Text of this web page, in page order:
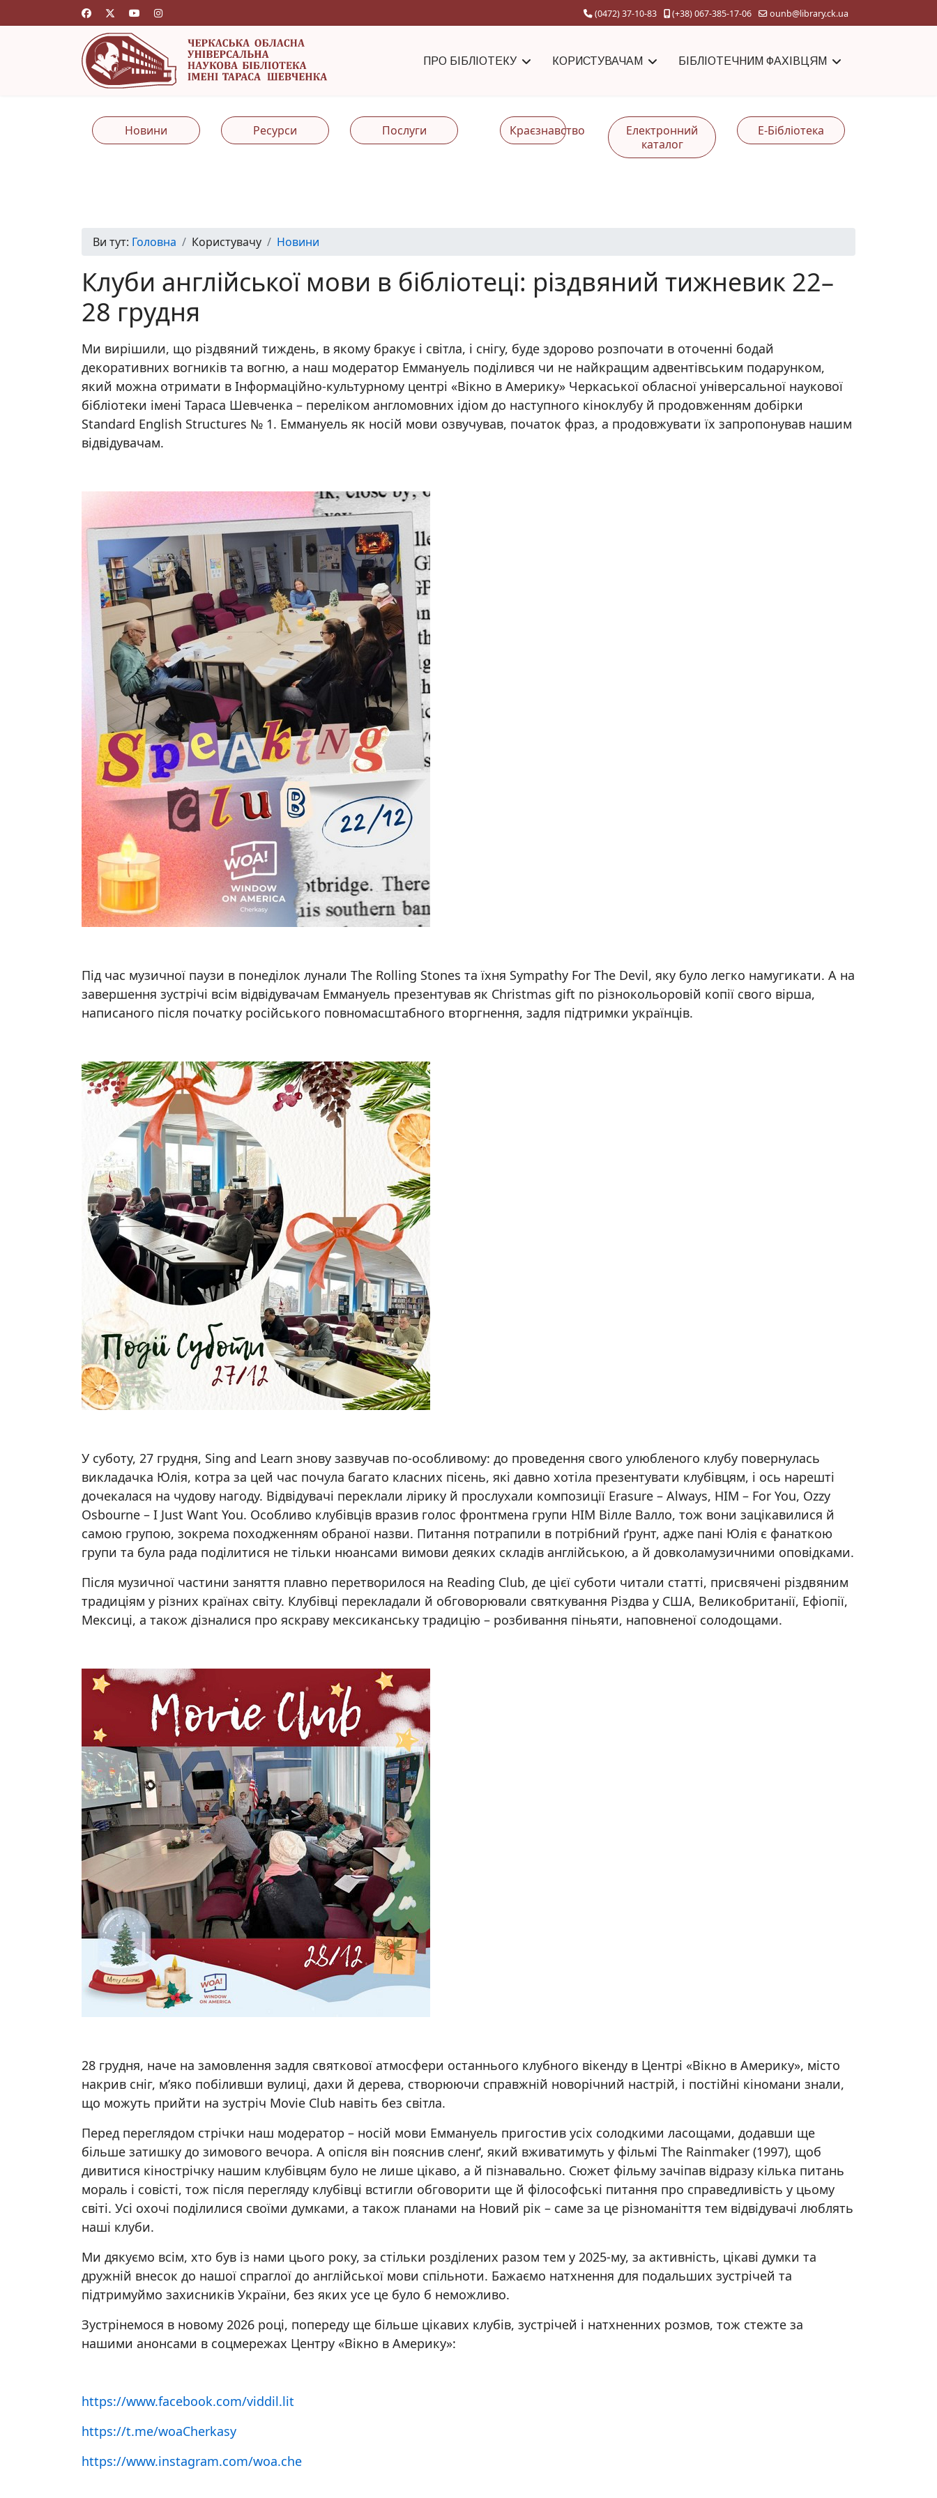
(0472) 37-10-83 (+38) 067-385-17-06 ounb@library.ck.ua
ПРО БІБЛІОТЕКУ КОРИСТУВАЧАМ БІБЛІОТЕЧНИМ ФАХІВЦЯМ
Новини Ресурси Послуги Краєзнавство
Електронний
каталог
Е-Бібліотека
Ви тут: Головна Користувачу Новини
Клуби англійської мови в бібліотеці: різдвяний тижневик 22–
28 грудня
Ми вирішили, що різдвяний тиждень, в якому бракує і світла, і снігу, буде здорово розпочати в оточенні бодай
декоративних вогників та вогню, а наш модератор Еммануель поділився чи не найкращим адвентівським подарунком,
який можна отримати в Інформаційно-культурному центрі «Вікно в Америку» Черкаської обласної універсальної наукової
бібліотеки імені Тараса Шевченка – переліком англомовних ідіом до наступного кіноклубу й продовженням добірки
Standard English Structures № 1. Еммануель як носій мови озвучував, початок фраз, а продовжувати їх запропонував нашим
відвідувачам.
Під час музичної паузи в понеділок лунали The Rolling Stones та їхня Sympathy For The Devil, яку було легко намугикати. А на
завершення зустрічі всім відвідувачам Еммануель презентував як Christmas gift по різнокольоровій копії свого вірша,
написаного після початку російського повномасштабного вторгнення, задля підтримки українців.
У суботу, 27 грудня, Sing and Learn знову зазвучав по-особливому: до проведення свого улюбленого клубу повернулась
викладачка Юлія, котра за цей час почула багато класних пісень, які давно хотіла презентувати клубівцям, і ось нарешті
дочекалася на чудову нагоду. Відвідувачі переклали лірику й прослухали композиції Erasure – Always, HIM – For You, Ozzy
Osbourne – I Just Want You. Особливо клубівців вразив голос фронтмена групи HIM Вілле Валло, тож вони зацікавилися й
самою групою, зокрема походженням обраної назви. Питання потрапили в потрібний ґрунт, адже пані Юлія є фанаткою
групи та була рада поділитися не тільки нюансами вимови деяких складів англійською, а й довколамузичними оповідками.
Після музичної частини заняття плавно перетворилося на Reading Club, де цієї суботи читали статті, присвячені різдвяним
традиціям у різних країнах світу. Клубівці перекладали й обговорювали святкування Різдва у США, Великобританії, Ефіопії,
Мексиці, а також дізналися про яскраву мексиканську традицію – розбивання піньяти, наповненої солодощами.
28 грудня, наче на замовлення задля святкової атмосфери останнього клубного вікенду в Центрі «Вікно в Америку», місто
накрив сніг, м’яко побіливши вулиці, дахи й дерева, створюючи справжній новорічний настрій, і постійні кіномани знали,
що можуть прийти на зустріч Movie Club навіть без світла.
Перед переглядом стрічки наш модератор – носій мови Еммануель пригостив усіх солодкими ласощами, додавши ще
більше затишку до зимового вечора. А опісля він пояснив сленґ, який вживатимуть у фільмі The Rainmaker (1997), щоб
дивитися кінострічку нашим клубівцям було не лише цікаво, а й пізнавально. Сюжет фільму зачіпав відразу кілька питань
мораль і совісті, тож після перегляду клубівці встигли обговорити ще й філософські питання про справедливість у цьому
світі. Усі охочі поділилися своїми думками, а також планами на Новий рік – саме за це різноманіття тем відвідувачі люблять
наші клуби.
Ми дякуємо всім, хто був із нами цього року, за стільки розділених разом тем у 2025-му, за активність, цікаві думки та
дружній внесок до нашої спраглої до англійської мови спільноти. Бажаємо натхнення для подальших зустрічей та
підтримуймо захисників України, без яких усе це було б неможливо.
Зустрінемося в новому 2026 році, попереду ще більше цікавих клубів, зустрічей і натхненних розмов, тож стежте за
нашими анонсами в соцмережах Центру «Вікно в Америку»:
https://www.facebook.com/viddil.lit
https://t.me/woaCherkasy
https://www.instagram.com/woa.che